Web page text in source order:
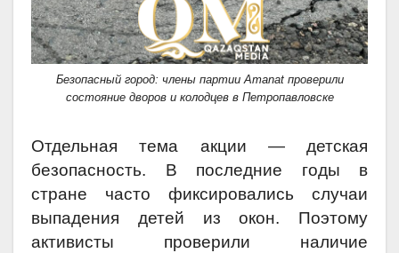
Безопасный город: члены партии Аmanat проверили
состояние дворов и колодцев в Петропавловске
Отдельная тема акции — детская
безопасность. В последние годы в
стране часто фиксировались случаи
выпадения детей из окон. Поэтому
активисты проверили наличие